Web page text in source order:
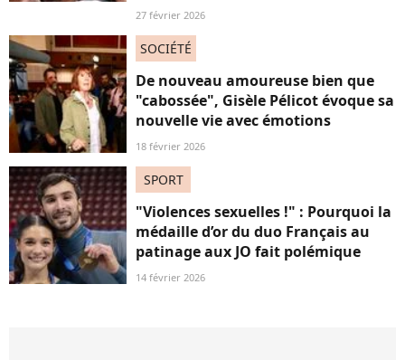
27 février 2026
SOCIÉTÉ
De nouveau amoureuse bien que
"cabossée", Gisèle Pélicot évoque sa
nouvelle vie avec émotions
18 février 2026
SPORT
"Violences sexuelles !" : Pourquoi la
médaille d’or du duo Français au
patinage aux JO fait polémique
14 février 2026